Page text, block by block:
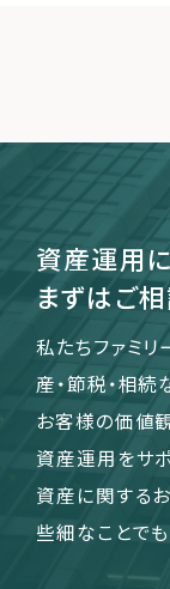
資産運用
まずはご相
私たちファミリ
産・節税・相続
お客様の価値
資産運用をサポ
資産に関する
些細なことで